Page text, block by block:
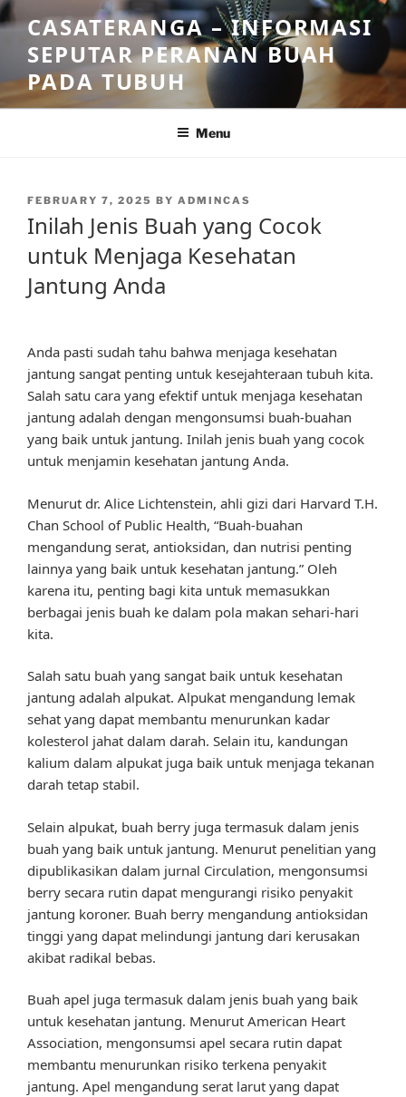
Skip
to
content
CASATERANGA – INFORMASI
SEPUTAR PERANAN BUAH
PADA TUBUH
Menu
POSTED
FEBRUARY 7, 2025 BY ADMINCAS
Inilah Jenis Buah yang Cocok
untuk Menjaga Kesehatan
Jantung Anda
Anda pasti sudah tahu bahwa menjaga kesehatan
jantung sangat penting untuk kesejahteraan tubuh kita.
Salah satu cara yang efektif untuk menjaga kesehatan
jantung adalah dengan mengonsumsi buah-buahan
yang baik untuk jantung. Inilah jenis buah yang cocok
untuk menjamin kesehatan jantung Anda.
Menurut dr. Alice Lichtenstein, ahli gizi dari Harvard T.H.
Chan School of Public Health, “Buah-buahan
mengandung serat, antioksidan, dan nutrisi penting
lainnya yang baik untuk kesehatan jantung.” Oleh
karena itu, penting bagi kita untuk memasukkan
berbagai jenis buah ke dalam pola makan sehari-hari
kita.
Salah satu buah yang sangat baik untuk kesehatan
jantung adalah alpukat. Alpukat mengandung lemak
sehat yang dapat membantu menurunkan kadar
kolesterol jahat dalam darah. Selain itu, kandungan
kalium dalam alpukat juga baik untuk menjaga tekanan
darah tetap stabil.
Selain alpukat, buah berry juga termasuk dalam jenis
buah yang baik untuk jantung. Menurut penelitian yang
dipublikasikan dalam jurnal Circulation, mengonsumsi
berry secara rutin dapat mengurangi risiko penyakit
jantung koroner. Buah berry mengandung antioksidan
tinggi yang dapat melindungi jantung dari kerusakan
akibat radikal bebas.
Buah apel juga termasuk dalam jenis buah yang baik
untuk kesehatan jantung. Menurut American Heart
Association, mengonsumsi apel secara rutin dapat
membantu menurunkan risiko terkena penyakit
jantung. Apel mengandung serat larut yang dapat